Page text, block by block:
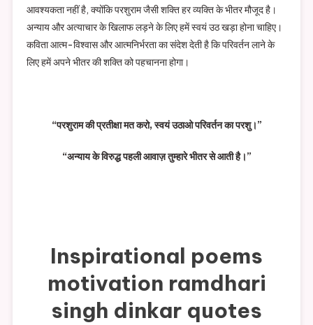
आवश्यकता नहीं है, क्योंकि परशुराम जैसी शक्ति हर व्यक्ति के भीतर मौजूद है।
अन्याय और अत्याचार के खिलाफ लड़ने के लिए हमें स्वयं उठ खड़ा होना चाहिए।
कविता आत्म-विश्वास और आत्मनिर्भरता का संदेश देती है कि परिवर्तन लाने के
लिए हमें अपने भीतर की शक्ति को पहचानना होगा।
“परशुराम की प्रतीक्षा मत करो, स्वयं उठाओ परिवर्तन का परशु।”
“अन्याय के विरुद्ध पहली आवाज़ तुम्हारे भीतर से आती है।”
Inspirational poems
motivation ramdhari
singh dinkar quotes